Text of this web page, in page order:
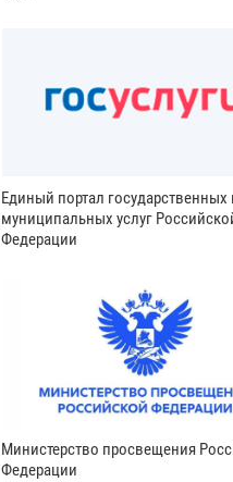
Единый портал государственных
муниципальных услуг
Федерации
Министерство просвещения
Федерации